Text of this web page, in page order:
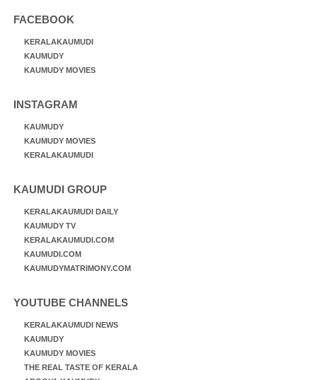
FACEBOOK
KERALAKAUMUDI
KAUMUDY
KAUMUDY MOVIES
INSTAGRAM
KAUMUDY
KAUMUDY MOVIES
KERALAKAUMUDI
KAUMUDI GROUP
KERALAKAUMUDI DAILY
KAUMUDY TV
KERALAKAUMUDI.COM
KAUMUDI.COM
KAUMUDYMATRIMONY.COM
YOUTUBE CHANNELS
KERALAKAUMUDI NEWS
KAUMUDY
KAUMUDY MOVIES
THE REAL TASTE OF KERALA